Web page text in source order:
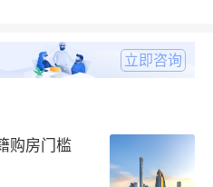
立即咨询
购房门槛